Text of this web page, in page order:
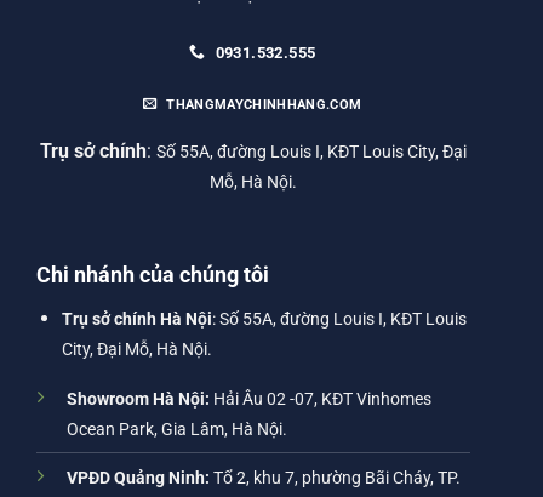
0931.532.555
THANGMAYCHINHHANG.COM
Trụ sở chính: Số 55A, đường Louis I, KĐT Louis City, Đại
Mỗ, Hà Nội.
Chi nhánh của chúng tôi
Trụ sở chính Hà Nội: Số 55A, đường Louis I, KĐT Louis
City, Đại Mỗ, Hà Nội.
Showroom Hà Nội: Hải Âu 02 -07, KĐT Vinhomes
Ocean Park, Gia Lâm, Hà Nội.
VPĐD Quảng Ninh: Tổ 2, khu 7, phường Bãi Cháy, TP.